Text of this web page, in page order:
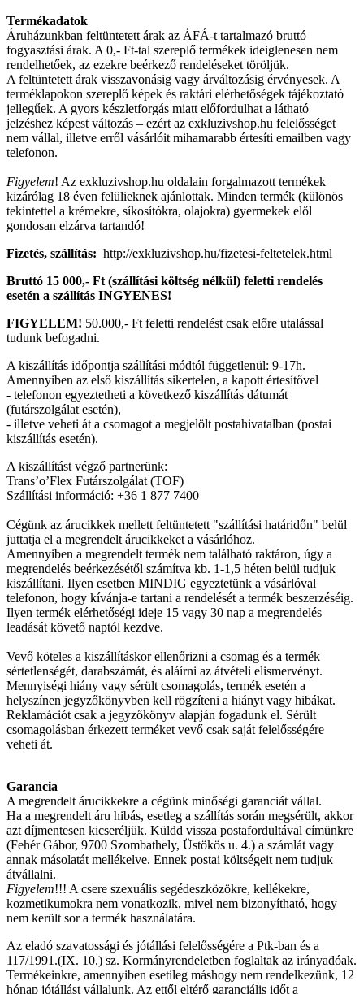
Termékadatok
Áruházunkban feltüntetett árak az ÁFÁ-t tartalmazó bruttó
fogyasztási árak. A 0,- Ft-tal szereplő termékek ideiglenesen nem
rendelhetőek, az ezekre beérkező rendeléseket töröljük.
A feltüntetett árak visszavonásig vagy árváltozásig érvényesek. A
terméklapokon szereplő képek és raktári elérhetőségek tájékoztató
jellegűek. A gyors készletforgás miatt előfordulhat a látható
jelzéshez képest változás – ezért az exkluzivshop.hu felelősséget
nem vállal, illetve erről vásárlóit mihamarabb értesíti emailben vagy
telefonon.
Figyelem! Az exkluzivshop.hu oldalain forgalmazott termékek
kizárólag 18 éven felülieknek ajánlottak. Minden termék (különös
tekintettel a krémekre, síkosítókra, olajokra) gyermekek elől
gondosan elzárva tartandó!
Fizetés, szállítás: http://exkluzivshop.hu/fizetesi-feltetelek.html
Bruttó 15 000,- Ft (szállítási költség nélkül) feletti rendelés
esetén a szállítás INGYENES!
FIGYELEM! 50.000,- Ft feletti rendelést csak előre utalással
tudunk befogadni.
A kiszállítás időpontja szállítási módtól függetlenül: 9-17h.
Amennyiben az első kiszállítás sikertelen, a kapott értesítővel
- telefonon egyeztetheti a következő kiszállítás dátumát
(futárszolgálat esetén),
- illetve veheti át a csomagot a megjelölt postahivatalban (postai
kiszállítás esetén).
A kiszállítást végző partnerünk:
Trans’o’Flex Futárszolgálat (TOF)
Szállítási információ: +36 1 877 7400
Cégünk az árucikkek mellett feltüntetett "szállítási határidőn" belül
juttatja el a megrendelt árucikkeket a vásárlóhoz.
Amennyiben a megrendelt termék nem található raktáron, úgy a
megrendelés beérkezésétől számítva kb. 1-1,5 héten belül tudjuk
kiszállítani. Ilyen esetben MINDIG egyeztetünk a vásárlóval
telefonon, hogy kívánja-e tartani a rendelését a termék beszerzéséig.
Ilyen termék elérhetőségi ideje 15 vagy 30 nap a megrendelés
leadását követő naptól kezdve.
Vevő köteles a kiszállításkor ellenőrizni a csomag és a termék
sértetlenségét, darabszámát, és aláírni az átvételi elismervényt.
Mennyiségi hiány vagy sérült csomagolás, termék esetén a
helyszínen jegyzőkönyvben kell rögzíteni a hiányt vagy hibákat.
Reklamációt csak a jegyzőkönyv alapján fogadunk el. Sérült
csomagolásban érkezett terméket vevő csak saját felelősségére
veheti át.
Garancia
A megrendelt árucikkekre a cégünk minőségi garanciát vállal.
Ha a megrendelt áru hibás, esetleg a szállítás során megsérült, akkor
azt díjmentesen kicseréljük. Küldd vissza postafordultával címünkre
(Fehér Gábor, 9700 Szombathely, Üstökös u. 4.) a számlát vagy
annak másolatát mellékelve. Ennek postai költségeit nem tudjuk
átvállalni.
Figyelem!!! A csere szexuális segédeszközökre, kellékekre,
kozmetikumokra nem vonatkozik, mivel nem bizonyítható, hogy
nem került sor a termék használatára.
Az eladó szavatossági és jótállási felelősségére a Ptk-ban és a
117/1991.(IX. 10.) sz. Kormányrendeletben foglaltak az irányadóak.
Termékeinkre, amennyiben esetileg máshogy nem rendelkezünk, 12
hónap jótállást vállalunk. Az ettől eltérő garanciális időt a